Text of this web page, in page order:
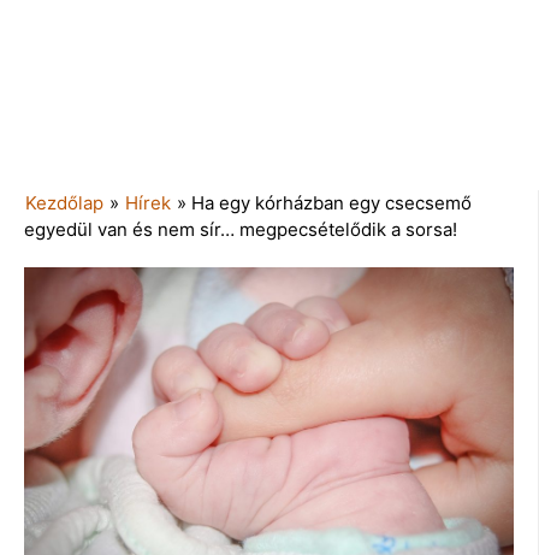
Kezdőlap » Hírek » Ha egy kórházban egy csecsemő
egyedül van és nem sír… megpecsételődik a sorsa!